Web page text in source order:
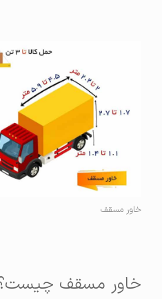
خاور مسقف
خاور مسقف چیست؟